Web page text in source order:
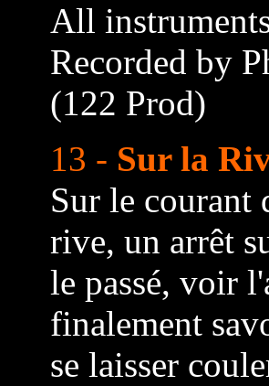
All
Recorded by
(122 Prod)
13 - Sur la
Sur le courant
rive, un arrêt
le passé, voir
finalement
se laisser